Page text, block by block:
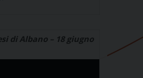
di Albano – 18 giugno